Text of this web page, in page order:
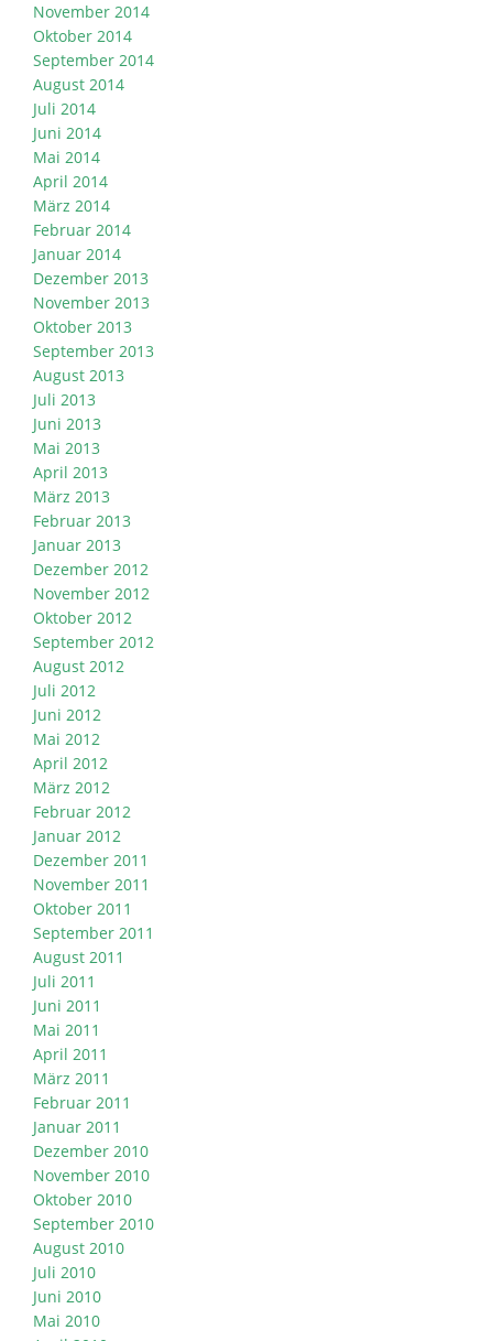
November 2014
Oktober 2014
September 2014
August 2014
Juli 2014
Juni 2014
Mai 2014
April 2014
März 2014
Februar 2014
Januar 2014
Dezember 2013
November 2013
Oktober 2013
September 2013
August 2013
Juli 2013
Juni 2013
Mai 2013
April 2013
März 2013
Februar 2013
Januar 2013
Dezember 2012
November 2012
Oktober 2012
September 2012
August 2012
Juli 2012
Juni 2012
Mai 2012
April 2012
März 2012
Februar 2012
Januar 2012
Dezember 2011
November 2011
Oktober 2011
September 2011
August 2011
Juli 2011
Juni 2011
Mai 2011
April 2011
März 2011
Februar 2011
Januar 2011
Dezember 2010
November 2010
Oktober 2010
September 2010
August 2010
Juli 2010
Juni 2010
Mai 2010